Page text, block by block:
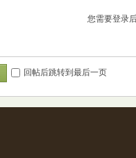
您需要登录
回帖后跳转到最后一页